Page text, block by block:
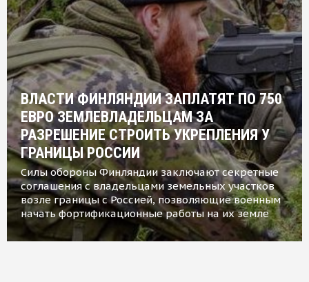
ВЛАСТИ ФИНЛЯНДИИ ЗАПЛАТЯТ ПО 750
ЕВРО ЗЕМЛЕВЛАДЕЛЬЦАМ ЗА
РАЗРЕШЕНИЕ СТРОИТЬ УКРЕПЛЕНИЯ У
ГРАНИЦЫ РОССИИ
Силы обороны Финляндии заключают секретные
соглашения с владельцами земельных участков
возле границы с Россией, позволяющие военным
начать фортификационные работы на их земле